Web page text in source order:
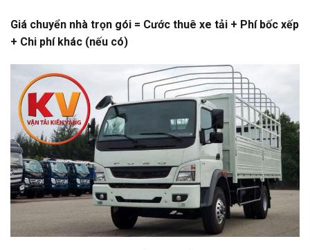
Giá chuyển nhà trọn gói = Cước thuê xe tải + Phí bốc xếp
+ Chi phí khác (nếu có)